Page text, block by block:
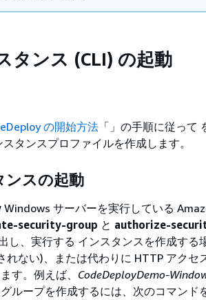
タンス (CLI) の起動
の開始方法 「」の手順に従って
タンスプロファイルを作成します。
ンスの起動
Windows サーバーを実行している
security-group と authorize-
し、実行する インスタンスを作成する
れない)、または代わりに HTTP アクセ
す。例えば、 CodeDeployDemo-
ループを作成するには、次のコマンド